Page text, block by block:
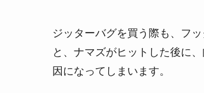
ジッターバグを買う際も、フ
と、ナマズがヒットした後に
因になってしまいます。